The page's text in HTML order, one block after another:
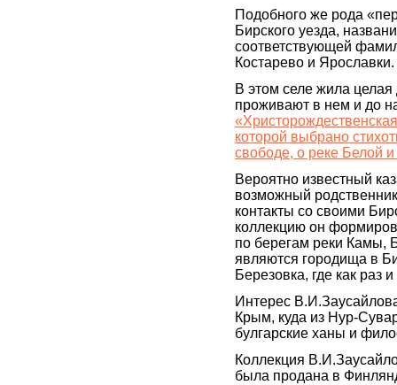
Подобного же рода
Бирского уезда,
соответствующей
Костарево и Ярославки.
В этом селе жила
проживают в нем и до
которой выбрано
свободе, о реке Белой
Вероятно известный
возможный
контакты со своими
коллекцию он
по берегам реки Камы,
являются городища в
Березовка, где как раз
Интерес
Крым, куда из Нур-
булгарские ханы и
Коллекция
была продана в